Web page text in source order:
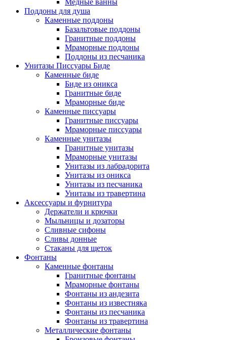
Медные ванны
Поддоны для душа
Каменные поддоны
Базальтовые поддоны
Гранитные поддоны
Мраморные поддоны
Поддоны из песчаника
Унитазы Писсуары Биде
Каменные биде
Биде из оникса
Гранитные биде
Мраморные биде
Каменные писсуары
Гранитные писсуары
Мраморные писсуары
Каменные унитазы
Гранитные унитазы
Мраморные унитазы
Унитазы из лабрадорита
Унитазы из оникса
Унитазы из песчаника
Унитазы из травертина
Аксессуары и фурнитура
Держатели и крючки
Мыльницы и дозаторы
Сливные сифоны
Сливы донные
Стаканы для щеток
Фонтаны
Каменные фонтаны
Гранитные фонтаны
Мраморные фонтаны
Фонтаны из андезита
Фонтаны из известняка
Фонтаны из песчаника
Фонтаны из травертина
Металлические фонтаны